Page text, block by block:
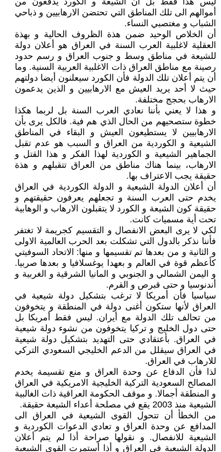
أموالهم الى تلك المناطق التي تحتضن الارهابيين و ذباحي
الشباب و مغتصبي النساء.
أن الخلاص الوحيد ضمن هذة الظروف الحالية و بهذة
العقلية لاغلبية العرب السنة في العراق هو أعلان دولة
للشيعة في مناطق وسط و جنوب العراق و رسم حدود
رصينة مع مناطق العراق ذات الاغلبية العربية السنية. وما
أن يتم أعلان تلك الدولة فأن الكورد سيعلنون أيضا دولتهم
حيث لا أحد يريد العيش مع الارهابيين و الذين يدعمون
الارهاب بحجج مختلفة.
و هذا لا يعني بأننا نعادي العرب السنة بل لربما هكذا
خطوة ستصحيهم من الحال الذي هم فية. فالكل يرى بأن
الارهابيين لا يستطيعون العيش و البقاء في المناطق
الشيعية و الكوردية من العراق و السبب هو عدم تقبل
الجماهير الشيعية و الكوردية لهذا الفكر و هذا القتل و
الارهاب، بينما هناك مناطق من العراق تتقبلهم و هذة
حقيقة يجب الاعتراف بها.
أن أعلان الدولة الشيعية و الدولة الكوردية في العراق
يخدم حتى العرب السنة و تجعلهم يعرفون حقيقتهم و
حقيقة كون الشيعة و الكورد لا يتقبلون الارهاب و الوهابية
تحت أية مسميات كانت.
لكي لا يرى البعض الانفصال و التقسيم كجريمة لا تغتفر
فأننا نذكر بالدول التي تشكلت بعد الحرب العالمية الاولى
و الثانية و من بعدها تم تقسيمها و منها: الاتحاد السوفيتي
كأعظم قوة في العالم و بعهدا يوغسلافيا و بعدها صربيا.
و اليمن الشمالي و الجنوبي و المانيا الشرقية و الغربية و
أندنوسيا و حتى قبرص و القرم.
سياسيا فأن أمريكا لا ترغب بتشكيل دولة شيعية في
العراق لأنها ستكون أغنى دولة في المنطقة و يتخوفون
من تحالف تلك الدولة مع أيران. ليس فقط أمريكا بل
حتى دول الخليج و تركيا يتخوفون من نشوء دولة شيعية
في العراق. بأعتقادي حتى التهديد بتشكيل دولة شيعية
في العراق سيقلل من الدعم الخليجي السعودي التركي
للارهاب في العراق.
لذا فأن الدفاع عن وحدة العراق و منع تقسيمة يخدم
المصالح السعودية التركية الخليجية الامريكية في العراق
و المنطقة أجمالا. و موقف الحكومة العراقية ذات الغالبية
الشيعية منذ 2003 يقع في مصلحة أعداء الشيعة حقيقة.
من الخطأ أن تتحول القوى الشيعية في العراق الى
المدافع عن وحدة العراق و تعادي الدعوات الكوردية و
الشيعية للانفصال. و نقولها صراحة أذا لم يتم أعلان
الدولة الشيعية في العراق و أذا أستمرت القوى الشيعية